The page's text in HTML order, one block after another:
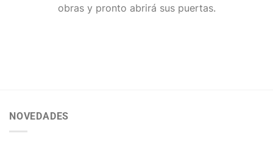
obras y pronto abrirá sus puertas.
NOVEDADES